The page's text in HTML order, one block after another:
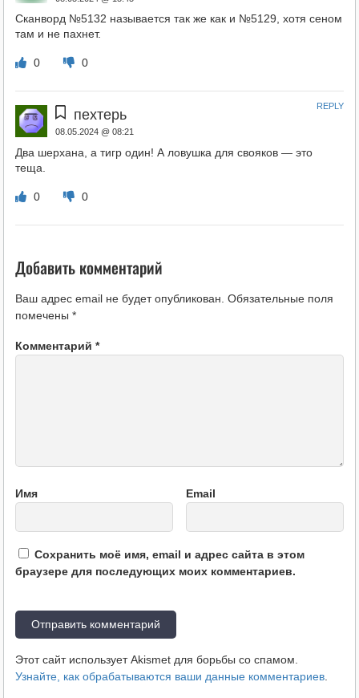
Сканворд №5132 называется так же как и №5129, хотя сеном
там и не пахнет.
0 0
пехтерь
08.05.2024 @ 08:21
Два шерхана, а тигр один! А ловушка для свояков — это
теща.
0 0
REPLY
Добавить комментарий
Ваш адрес email не будет опубликован. Обязательные поля
помечены *
Комментарий *
Имя Email
Сохранить моё имя, email и адрес сайта в этом
браузере для последующих моих комментариев.
Этот сайт использует Akismet для борьбы со спамом.
Узнайте, как обрабатываются ваши данные комментариев.